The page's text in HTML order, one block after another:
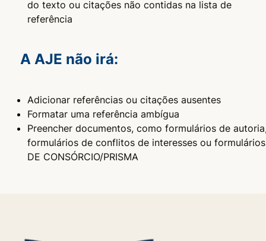
do texto ou citações não contidas na lista de
referência
A AJE não irá:
Adicionar referências ou citações ausentes
Formatar uma referência ambígua
Preencher documentos, como formulários de
formulários de conflitos de interesses ou formulários
DE CONSÓRCIO/PRISMA